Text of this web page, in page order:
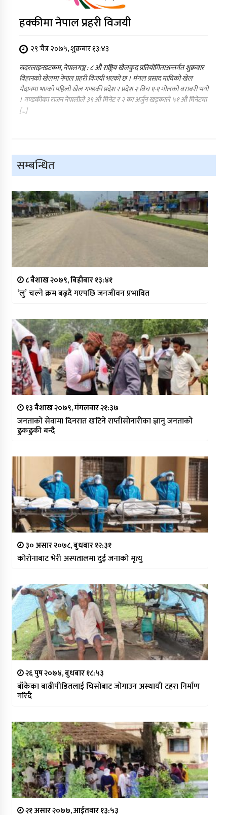
हक्कीमा नेपाल प्रहरी विजयी
२९ चैत्र २०७५, शुक्रबार १३:४३
सदरलाइनडटकम, नेपालगञ्ज : ८ औ राष्ट्रिय खेलकुद प्रतियोगिताअन्तर्गत शुक्रवार
बिहानको खेलमा नेपाल प्रहरी बिजयी भएको छ । मंगल प्रसाद माविको खेल
मैदानमा भएको पहिलो खेल गण्डकी प्रदेश र प्रदेश २ बिच १-१ गोलको बराबरी भयो
। गण्डकीका राजन नेपालीले ३९ औ मिनेट र २ का अर्जुन खड्काले ५१ औ मिनेटमा
[…]
सम्बन्धित
८ बैशाख २०७९, बिहीबार १३:४१
‘लु’ चल्ने क्रम बढ्दै गएपछि जनजीवन प्रभावित
१३ बैशाख २०७९, मंगलवार २१:३७
जनताको सेवामा दिनरात खटिने राप्तीसोनारीका ज्ञानु जनताको
ढुकढुकी बन्दै
३० असार २०७८, बुधबार १२:३१
कोरोनाबाट भेरी अस्पतालमा दुई जनाको मृत्यु
२६ पुष २०७४, बुधबार १८:५३
बाँकेका बाढीपीडितलाई चिसोबाट जोगाउन अस्थायी टहरा निर्माण
गरिदै
२१ असार २०७७, आईतवार १३:५३